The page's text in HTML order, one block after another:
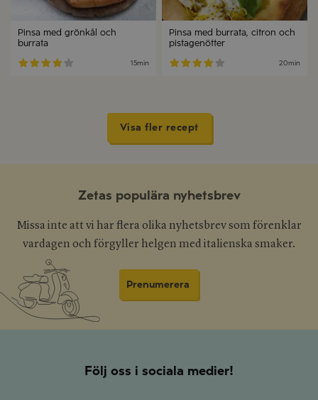
Pinsa med grönkål och
burrata
15min
Pinsa med burrata, citron och
pistagenötter
20min
Visa fler recept
Zetas populära nyhetsbrev
Missa inte att vi har flera olika nyhetsbrev som förenklar
vardagen och förgyller helgen med italienska smaker.
Prenumerera
Följ oss i sociala medier!